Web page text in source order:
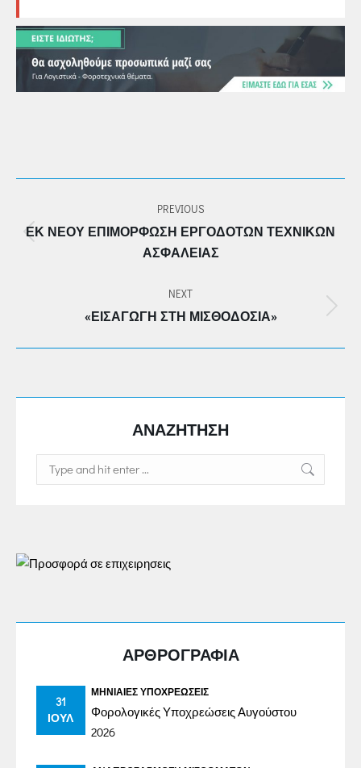
PREVIOUS
Previous
post:
ΕΚ ΝΈΟΥ ΕΠΙΜΌΡΦΩΣΗ ΕΡΓΟΔΟΤΏΝ ΤΕΧΝΙΚΏΝ
ΑΣΦΑΛΕΊΑΣ
NEXT
Next
«ΕΙΣΑΓΩΓΗ ΣΤΗ ΜΙΣΘΟΔΟΣΙΑ»
ΑΝΑΖΗΤΗΣΗ
Search:
ΑΡΘΡΟΓΡΑΦΙΑ
31
ΙΟΎΛ
ΜΗΝΙΑΊΕΣ ΥΠΟΧΡΕΏΣΕΙΣ
Φορολογικές Υποχρεώσεις Αυγούστου
2026